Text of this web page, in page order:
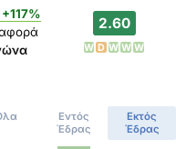
+117%
2.60
W D W W W
Εντός
Έδρας
Εκτός
Έδρας